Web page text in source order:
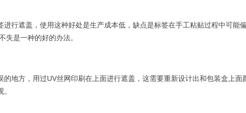
行遮盖，使用这种好处是生产成本低，缺点是标签在手工粘贴过程中可能
失是一种的好的办法。
地方，用过UV丝网印刷在上面进行遮盖，这需要重新设计出和包装盒上面